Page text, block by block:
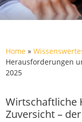
Home »
Herausforderungen
2025
Wirtschaftliche
Zuversicht –